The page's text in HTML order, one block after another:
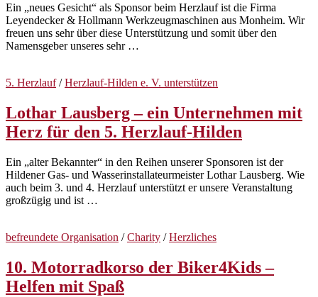
Ein „neues Gesicht“ als Sponsor beim Herzlauf ist die Firma
Leyendecker & Hollmann Werkzeugmaschinen aus Monheim. Wir
freuen uns sehr über diese Unterstützung und somit über den
Namensgeber unseres sehr …
5. Herzlauf/Herzlauf-Hilden e. V. unterstützen
Lothar Lausberg – ein Unternehmen mit
Herz für den 5. Herzlauf-Hilden
Ein „alter Bekannter“ in den Reihen unserer Sponsoren ist der
Hildener Gas- und Wasserinstallateurmeister Lothar Lausberg. Wie
auch beim 3. und 4. Herzlauf unterstützt er unsere Veranstaltung
großzügig und ist …
befreundete Organisation /Charity /Herzliches
10. Motorradkorso der Biker4Kids –
Helfen mit Spaß